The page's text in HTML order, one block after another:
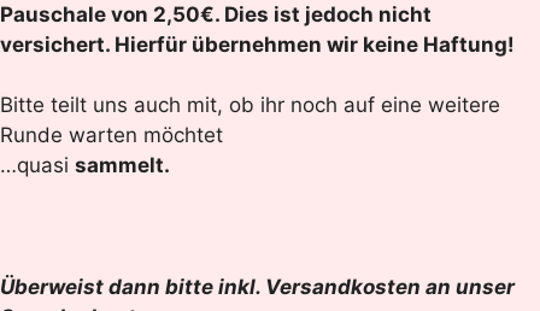
Pauschale von 2,50€. Dies ist jedoch nicht
versichert. Hierfür übernehmen wir keine Haftung!
Bitte teilt uns auch mit, ob ihr noch auf eine weitere
Runde warten möchtet
…quasi sammelt.
Überweist dann bitte inkl. Versandkosten an unser